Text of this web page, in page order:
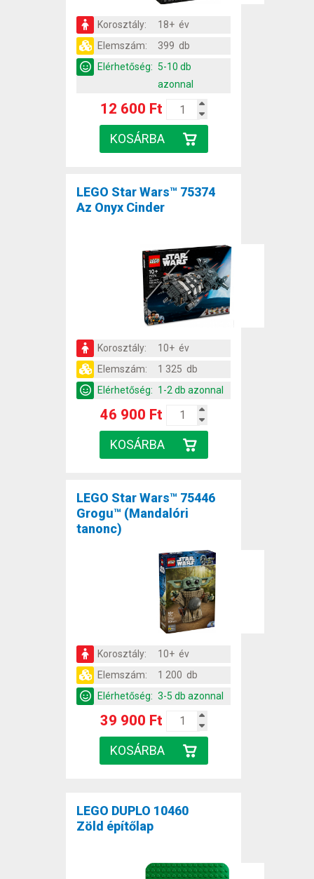
Korosztály:
18+ év
Elemszám:
399 db
Elérhetőség: 5-10 db
azonnal
12 600 Ft
LEGO Star Wars™ 75374
Az Onyx Cinder
Korosztály:
10+ év
Elemszám:
1 325 db
Elérhetőség: 1-2 db azonnal
46 900 Ft
LEGO Star Wars™ 75446
Grogu™ (Mandalóri
tanonc)
Korosztály:
10+ év
Elemszám:
1 200 db
Elérhetőség: 3-5 db azonnal
39 900 Ft
LEGO DUPLO 10460
Zöld építőlap